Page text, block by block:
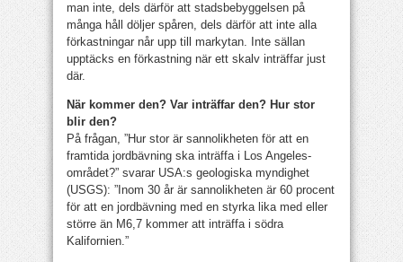
man inte, dels därför att stadsbebyggelsen på
många håll döljer spåren, dels därför att inte alla
förkastningar når upp till markytan. Inte sällan
upptäcks en förkastning när ett skalv inträffar just
där.
När kommer den? Var inträffar den? Hur stor
blir den?
På frågan, ”Hur stor är sannolikheten för att en
framtida jordbävning ska inträffa i Los Angeles-
området?” svarar USA:s geologiska myndighet
(USGS): ”Inom 30 år är sannolikheten är 60 procent
för att en jordbävning med en styrka lika med eller
större än M6,7 kommer att inträffa i södra
Kalifornien.”